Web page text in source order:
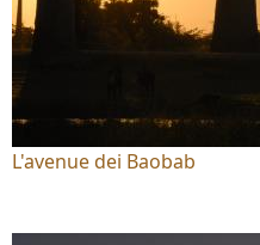
L'avenue dei Baobab